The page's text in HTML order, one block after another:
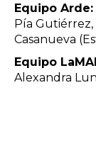
Equipo Arde:
Pía Gutiérrez,
Casanueva
Equipo
Alexandra